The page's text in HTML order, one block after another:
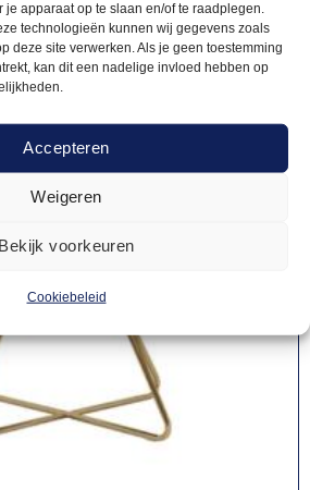
apparaat op te slaan en/of te raadplegen.
technologieën kunnen wij gegevens zoals
deze site verwerken. Als je geen toestemming
kan dit een nadelige invloed hebben op
Accepteren
Weigeren
Bekijk voorkeuren
Cookiebeleid